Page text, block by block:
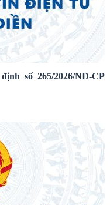
số 265/2026/NĐ-CP